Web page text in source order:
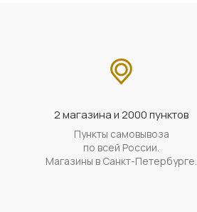
2 магазина и 2000 пунктов
Пункты самовывоза
по всей России.
Магазины в Санкт-Петербурге.